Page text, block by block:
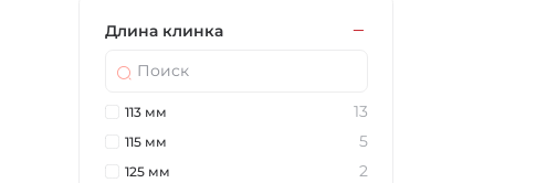
Длина клинка
113 мм 13
115 мм 5
125 мм 2